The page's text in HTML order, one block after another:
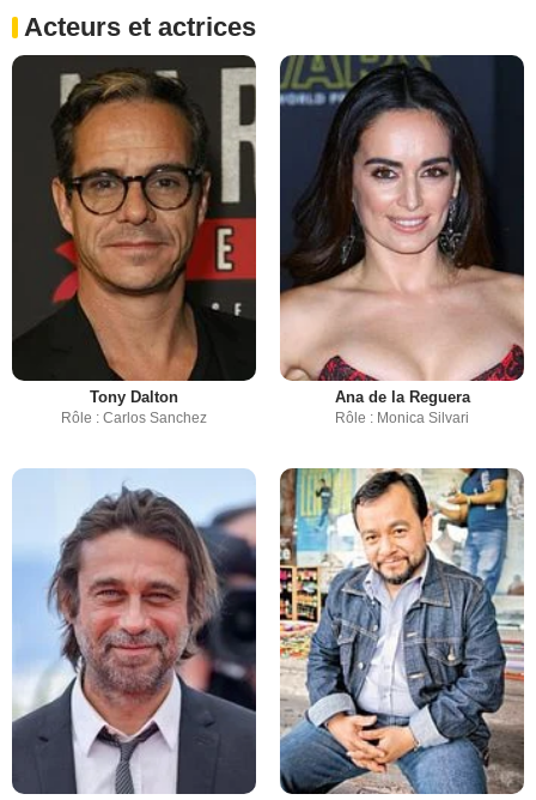
Acteurs et actrices
Tony Dalton
Rôle : Carlos Sanchez
Ana de la Reguera
Rôle : Monica Silvari